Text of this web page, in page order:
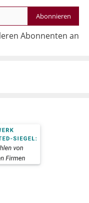
Abonnieren
Abonnenten an